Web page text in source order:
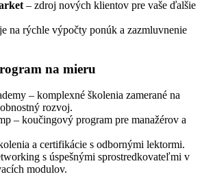
– zdroj nových klientov pre vaše ďalšie
na rýchle výpočty ponúk a zazmluvnenie
na mieru
– komplexné školenia zamerané na
rozvoj.
– koučingový program pre manažérov a
a certifikácie s odbornými lektormi.
s úspešnými sprostredkovateľmi v
modulov.